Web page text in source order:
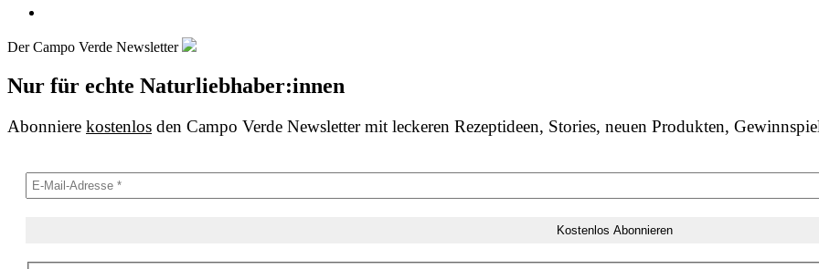
Der Campo Verde Newsletter
Nur für echte Naturliebhaber:innen
Abonniere kostenlos den Campo Verde Newsletter mit leckeren Rezeptideen, Stories, neuen Produkten,